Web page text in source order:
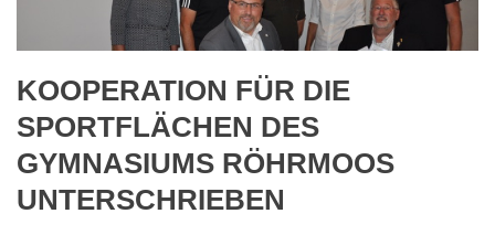
KOOPERATION FÜR DIE
SPORTFLÄCHEN DES
GYMNASIUMS RÖHRMOOS
UNTERSCHRIEBEN